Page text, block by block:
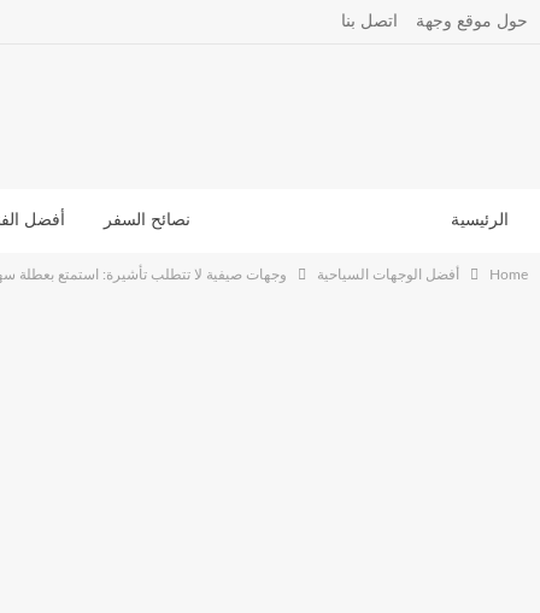
حول موقع وجهة اتصل بنا
الرئيسية نصائح السفر أفضل
Home أفضل الوجهات السياحية وجهات صيفية لا تتطلب تأشيرة: استمتع بعطلة